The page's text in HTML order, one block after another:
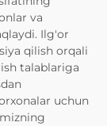
va
Ilg'or
qilish orqali
talablariga
uchun